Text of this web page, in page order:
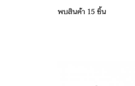
พบสินค้า 15 ชิ้น